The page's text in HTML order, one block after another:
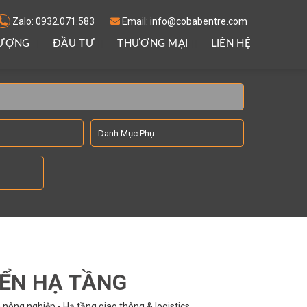
Zalo: 0932.071.583 Email: info@cobabentre.com
ĐẦU TƯ THƯƠNG MẠI LIÊN HỆ
HẠ TẦNG